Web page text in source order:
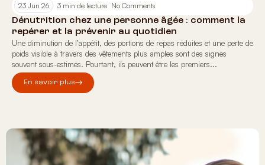
23 Jun 26 3 min de lecture No Comments
Dénutrition chez une personne âgée : comment la
repérer et la prévenir au quotidien
Une diminution de l’appétit, des portions de repas réduites et une perte de
poids visible à travers des vêtements plus amples sont des signes
souvent sous-estimés. Pourtant, ils peuvent être les premiers...
En savoir plus